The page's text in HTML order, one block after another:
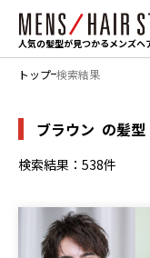
人気の髪型が見つかるメンズヘ
トップ 検索結果
ブラウン の髪
検索結果：538件